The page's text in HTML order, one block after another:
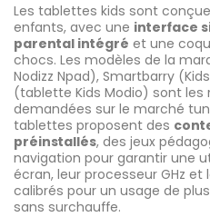
Les tablettes kids sont
enfants, avec une interface
parental intégré et une
chocs. Les modèles de la
Nodizz Npad), Smartbarry
(tablette Kids Modio) sont les
demandées sur le marché
tablettes proposent des
préinstallés, des jeux
navigation pour garantir une
écran, leur processeur GHz
calibrés pour un usage de
sans surchauffe.